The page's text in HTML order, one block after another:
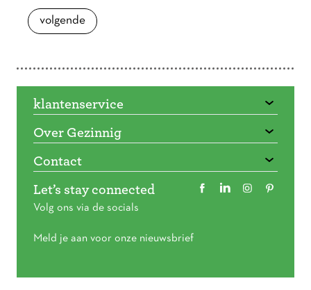
volgende
pagina
klantenservice
Over Gezinnig
Contact
Let’s stay connected
Volg ons via de socials
Meld je aan voor onze nieuwsbrief